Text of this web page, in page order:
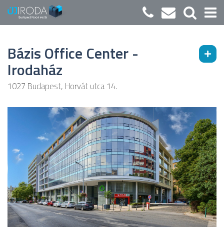
Bázis Office Center -
Irodaház
1027 Budapest, Horvát utca 14.